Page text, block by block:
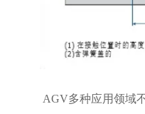
AGV多种应用领域